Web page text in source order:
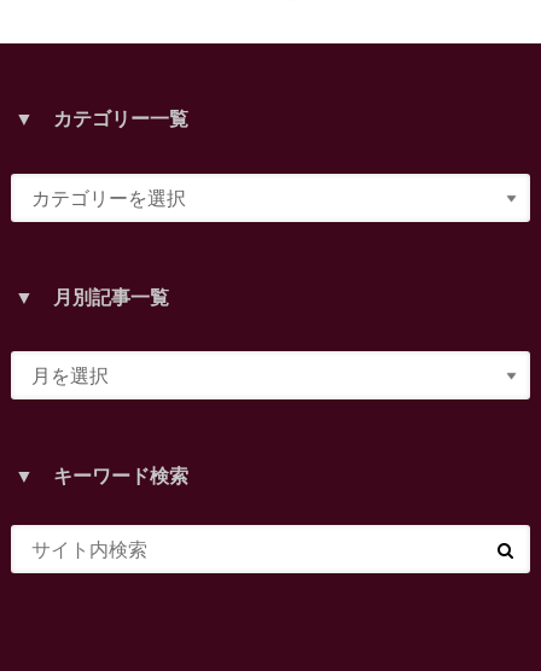
▼ カテゴリー一覧
▼ 月別記事一覧
▼ キーワード検索